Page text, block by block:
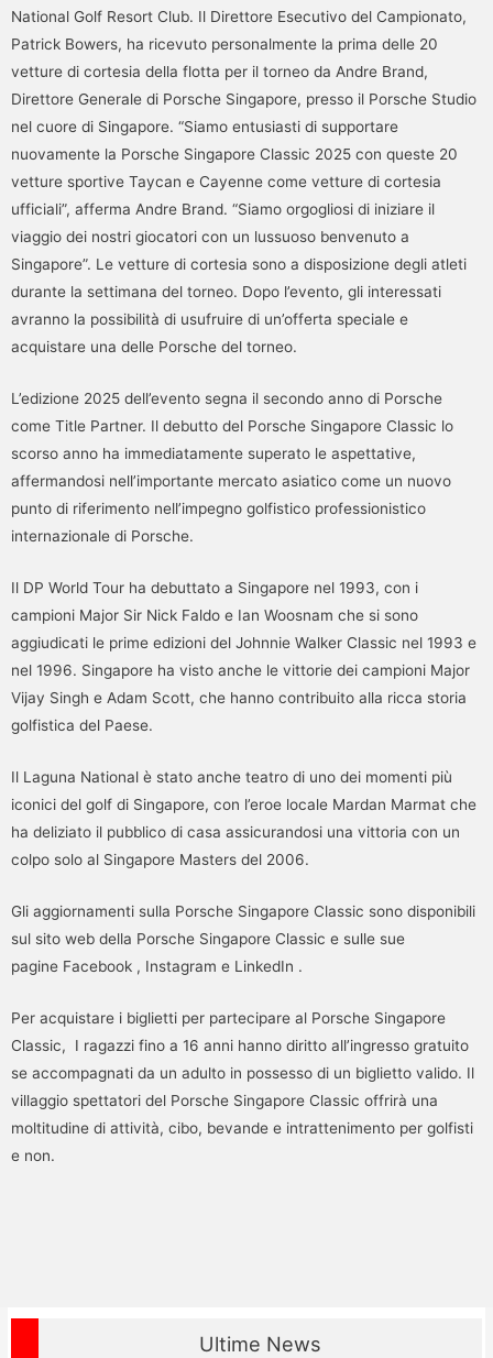
National Golf Resort Club. Il Direttore Esecutivo del Campionato,
Patrick Bowers, ha ricevuto personalmente la prima delle 20
vetture di cortesia della flotta per il torneo da Andre Brand,
Direttore Generale di Porsche Singapore, presso il Porsche Studio
nel cuore di Singapore. “Siamo entusiasti di supportare
nuovamente la Porsche Singapore Classic 2025 con queste 20
vetture sportive Taycan e Cayenne come vetture di cortesia
ufficiali”, afferma Andre Brand. “Siamo orgogliosi di iniziare il
viaggio dei nostri giocatori con un lussuoso benvenuto a
Singapore”. Le vetture di cortesia sono a disposizione degli atleti
durante la settimana del torneo. Dopo l’evento, gli interessati
avranno la possibilità di usufruire di un’offerta speciale e
acquistare una delle Porsche del torneo.
L’edizione 2025 dell’evento segna il secondo anno di Porsche
come Title Partner. Il debutto del Porsche Singapore Classic lo
scorso anno ha immediatamente superato le aspettative,
affermandosi nell’importante mercato asiatico come un nuovo
punto di riferimento nell’impegno golfistico professionistico
internazionale di Porsche.
Il DP World Tour ha debuttato a Singapore nel 1993, con i
campioni Major Sir Nick Faldo e Ian Woosnam che si sono
aggiudicati le prime edizioni del Johnnie Walker Classic nel 1993 e
nel 1996. Singapore ha visto anche le vittorie dei campioni Major
Vijay Singh e Adam Scott, che hanno contribuito alla ricca storia
golfistica del Paese.
Il Laguna National è stato anche teatro di uno dei momenti più
iconici del golf di Singapore, con l’eroe locale Mardan Marmat che
ha deliziato il pubblico di casa assicurandosi una vittoria con un
colpo solo al Singapore Masters del 2006.
Gli aggiornamenti sulla Porsche Singapore Classic sono disponibili
sul sito web della Porsche Singapore Classic e sulle sue
pagine Facebook , Instagram e LinkedIn .
Per acquistare i biglietti per partecipare al Porsche Singapore
Classic, I ragazzi fino a 16 anni hanno diritto all’ingresso gratuito
se accompagnati da un adulto in possesso di un biglietto valido. Il
villaggio spettatori del Porsche Singapore Classic offrirà una
moltitudine di attività, cibo, bevande e intrattenimento per golfisti
e non.
Ultime News